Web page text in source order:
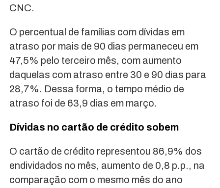
CNC.
O percentual de famílias com dívidas em
atraso por mais de 90 dias permaneceu em
47,5% pelo terceiro mês, com aumento
daquelas com atraso entre 30 e 90 dias para
28,7%. Dessa forma, o tempo médio de
atraso foi de 63,9 dias em março.
Dívidas no cartão de crédito sobem
O cartão de crédito representou 86,9% dos
endividados no mês, aumento de 0,8 p.p., na
comparação com o mesmo mês do ano